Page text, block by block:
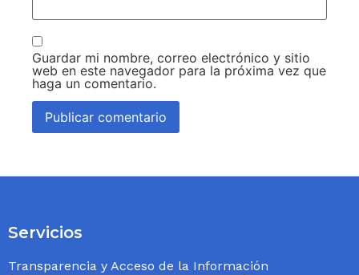
Guardar mi nombre, correo electrónico y sitio
web en este navegador para la próxima vez que
haga un comentario.
Servicios
Transparencia y Acceso de la Información